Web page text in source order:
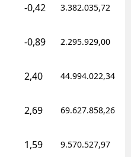
-0,42 3.382.035,72
-0,89 2.295.929,00
2,40 44.994.022,34
2,69 69.627.858,26
1,59 9.570.527,97